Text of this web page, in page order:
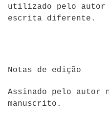
utilizado pelo autor
escrita diferente.
Notas de edição
Assinado pelo autor
manuscrito.